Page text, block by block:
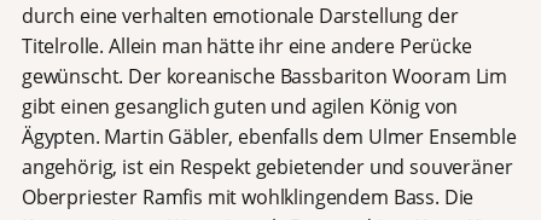
durch eine verhalten emotionale Darstellung der
Titelrolle. Allein man hätte ihr eine andere Perücke
gewünscht. Der koreanische Bassbariton Wooram Lim
gibt einen gesanglich guten und agilen König von
Ägypten. Martin Gäbler, ebenfalls dem Ulmer Ensemble
angehörig, ist ein Respekt gebietender und souveräner
Oberpriester Ramfis mit wohlklingendem Bass. Die